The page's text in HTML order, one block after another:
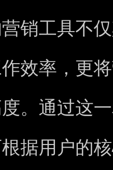
销工具不
效率，更
。通过这
据用户的